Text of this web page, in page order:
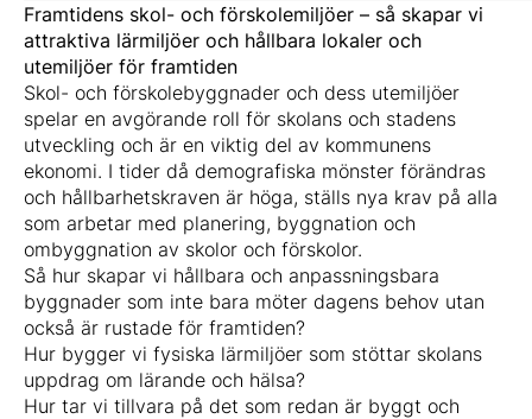
Framtidens skol- och förskolemiljöer – så skapar vi
attraktiva lärmiljöer och hållbara lokaler och
utemiljöer för framtiden
Skol- och förskolebyggnader och dess utemiljöer
spelar en avgörande roll för skolans och stadens
utveckling och är en viktig del av kommunens
ekonomi. I tider då demografiska mönster förändras
och hållbarhetskraven är höga, ställs nya krav på alla
som arbetar med planering, byggnation och
ombyggnation av skolor och förskolor.
Så hur skapar vi hållbara och anpassningsbara
byggnader som inte bara möter dagens behov utan
också är rustade för framtiden?
Hur bygger vi fysiska lärmiljöer som stöttar skolans
uppdrag om lärande och hälsa?
Hur tar vi tillvara på det som redan är byggt och